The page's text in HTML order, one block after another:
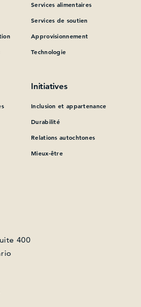
Services alimentaires
Services de soutien
Approvisionnement
Technologie
Initiatives
Inclusion et appartenance
Durabilité
Relations autochtones
Mieux-être
400
vous aider à trouver?